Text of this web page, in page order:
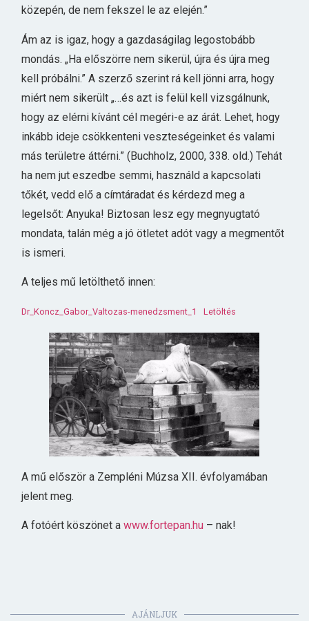
közepén, de nem fekszel le az elején.”
Ám az is igaz, hogy a gazdaságilag legostobább
mondás. „Ha előszörre nem sikerül, újra és újra meg
kell próbálni.” A szerző szerint rá kell jönni arra, hogy
miért nem sikerült „…és azt is felül kell vizsgálnunk,
hogy az elérni kívánt cél megéri-e az árát. Lehet, hogy
inkább ideje csökkenteni veszteségeinket és valami
más területre áttérni.” (Buchholz, 2000, 338. old.) Tehát
ha nem jut eszedbe semmi, használd a kapcsolati
tőkét, vedd elő a címtáradat és kérdezd meg a
legelsőt: Anyuka! Biztosan lesz egy megnyugtató
mondata, talán még a jó ötletet adót vagy a megmentőt
is ismeri.
A teljes mű letölthető innen:
Dr_Koncz_Gabor_Valtozas-menedzsment_1 Letöltés
A mű először a Zempléni Múzsa XII. évfolyamában
jelent meg.
A fotóért köszönet awww.fortepan.hu – nak!
AJÁNLJUK